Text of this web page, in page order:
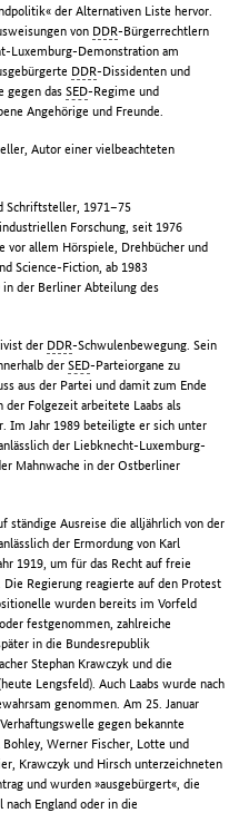
der Alternativen Liste hervor.
von DDR-Bürgerrechtlern
Luxemburg-Demonstration am
DDR-Dissidenten und
gegen dasSED-Regime und
Angehörige und Freunde.
Autor einer vielbeachteten
Schriftsteller, 1971–75
Forschung, seit 1976
vor allem Hörspiele, Drehbücher und
Science-Fiction, ab 1983
der Berliner Abteilung des
der DDR-Schwulenbewegung. Sein
derSED-Parteiorgane zu
aus der Partei und damit zum Ende
Folgezeit arbeitete Laabs als
Im Jahr 1989 beteiligte er sich unter
der Liebknecht-Luxemburg-
Mahnwache in der Ostberliner
ständige Ausreise die alljährlich von der
der Ermordung von Karl
1919, um für das Recht auf freie
Regierung reagierte auf den Protest
wurden bereits im Vorfeld
festgenommen, zahlreiche
in die Bundesrepublik
Stephan Krawczyk und die
Lengsfeld). Auch Laabs wurde nach
genommen. Am 25. Januar
gegen bekannte
Werner Fischer, Lotte und
Krawczyk und Hirsch unterzeichneten
und wurden »ausgebürgert«, die
England oder in die